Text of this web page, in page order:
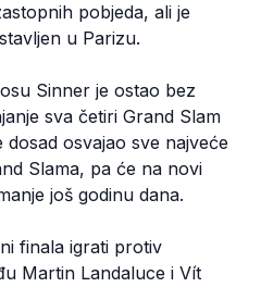
pobjeda, ali je
u Parizu.
Sinner je ostao bez
sva četiri Grand Slam
osvajao sve najveće
Slama, pa će na novi
još godinu dana.
finala igrati protiv
Martin Landaluce i Vít